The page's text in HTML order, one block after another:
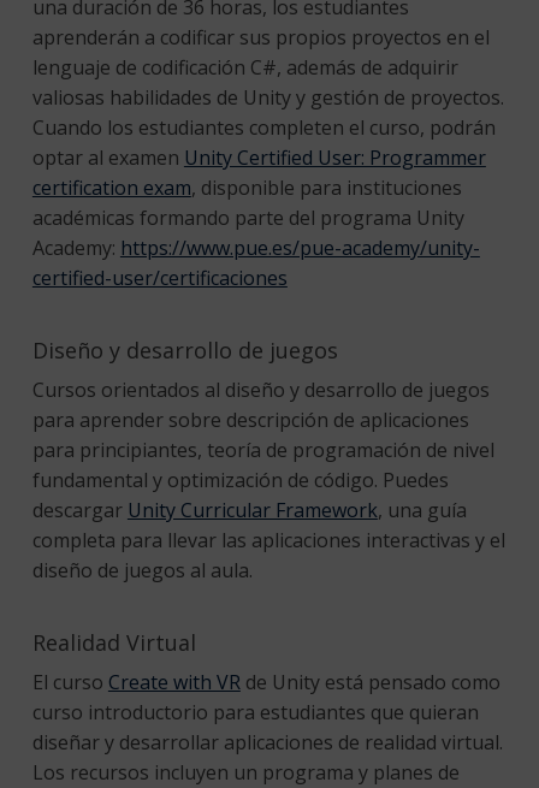
una duración de 36 horas, los estudiantes
aprenderán a codificar sus propios proyectos en el
lenguaje de codificación C#, además de adquirir
valiosas habilidades de Unity y gestión de proyectos.
Cuando los estudiantes completen el curso, podrán
optar al examen Unity Certified User: Programmer
certification exam, disponible para instituciones
académicas formando parte del programa Unity
Academy: https://www.pue.es/pue-academy/unity-
certified-user/certificaciones
Diseño y desarrollo de juegos
Cursos orientados al diseño y desarrollo de juegos
para aprender sobre descripción de aplicaciones
para principiantes, teoría de programación de nivel
fundamental y optimización de código. Puedes
descargar Unity Curricular Framework, una guía
completa para llevar las aplicaciones interactivas y el
diseño de juegos al aula.
Realidad Virtual
El curso Create with VRde Unity está pensado como
curso introductorio para estudiantes que quieran
diseñar y desarrollar aplicaciones de realidad virtual.
Los recursos incluyen un programa y planes de